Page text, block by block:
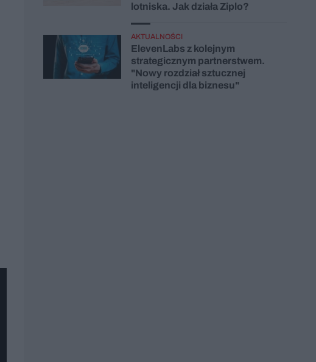
lotniska. Jak działa Ziplo?
AKTUALNOŚCI
ElevenLabs z kolejnym
strategicznym partnerstwem.
"Nowy rozdział sztucznej
inteligencji dla biznesu"